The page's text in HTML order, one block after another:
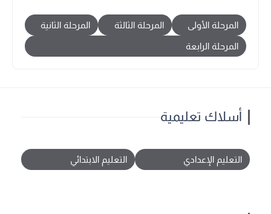
المرحلة الأولى المرحلة الثالثة المرحلة الثانية
المرحلة الرابعة
أسلاك تعليمية
التعليم الإعدادي التعليم الابتدائي